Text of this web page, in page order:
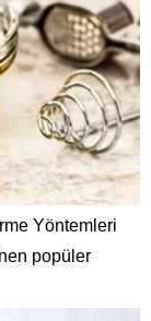
Yöntemleri
popüler